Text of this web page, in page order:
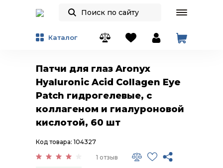
Каталог
Патчи для глаз Aronyx
Hyaluronic Acid Collagen Eye
Patch гидрогелевые, с
коллагеном и гиалуроновой
кислотой, 60 шт
1 отзыв
Код товара: 104327